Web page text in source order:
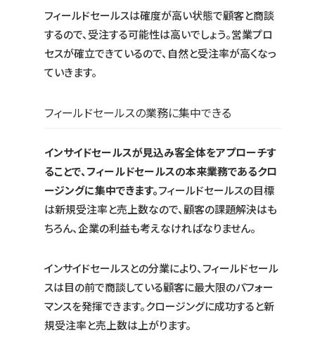
フィールドセールスは確度が高い状態で顧客と商談
するので、受注する可能性は高いでしょう。営業プロ
セスが確立できているので、自然と受注率が高くなっ
ていきます。
フィールドセールスの業務に集中できる
インサイドセールスが見込み客全体をアプローチす
ることで、フィールドセールスの本来業務であるクロ
ージングに集中できます。フィールドセールスの目標
は新規受注率と売上数なので、顧客の課題解決はも
ちろん、企業の利益も考えなければなりません。
インサイドセールスとの分業により、フィールドセール
スは目の前で商談している顧客に最大限のパフォー
マンスを発揮できます。クロージングに成功すると新
規受注率と売上数は上がります。